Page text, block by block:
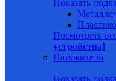
Показать
Посмотреть
устройства]
Натяжители
Показать